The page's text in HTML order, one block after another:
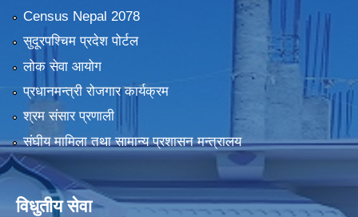
Census Nepal 2078
सुदूरपश्चिम प्रदेश पोर्टल
लोक सेवा आयोग
प्रधानमन्त्री रोजगार कार्यक्रम
श्रम संसार प्रणाली
संघीय मामिला तथा सामान्य प्रशासन मन्त्रालय
विधुतीय सेवा